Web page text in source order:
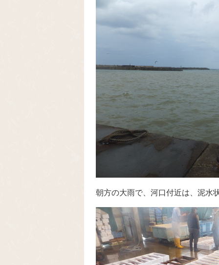
朝方の大雨で、河口付近は、泥水